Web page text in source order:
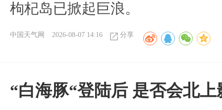
枸杞岛已掀起巨浪。
中国天气网 2026-08-07 14:16 分享
“白海豚“登陆后 是否会北